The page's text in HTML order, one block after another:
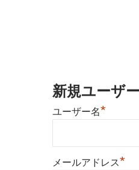
新規ユーザ
ユーザー名*
メールアドレス*